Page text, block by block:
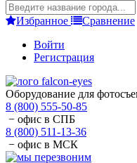
Избранное
Сравнение
Войти
Регистрация
Оборудование для
8 (800) 555-50-85
− офис в СПБ
8 (800) 511-13-36
− офис в МСК